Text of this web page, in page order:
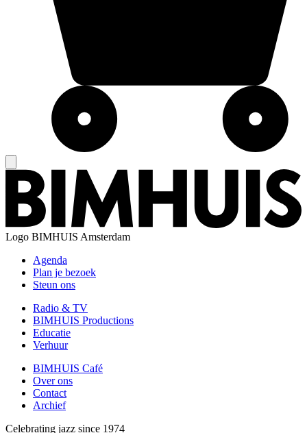
Logo BIMHUIS Amsterdam
Agenda
Plan je bezoek
Steun ons
Radio & TV
BIMHUIS Productions
Educatie
Verhuur
BIMHUIS Café
Over ons
Contact
Archief
Celebrating jazz since 1974